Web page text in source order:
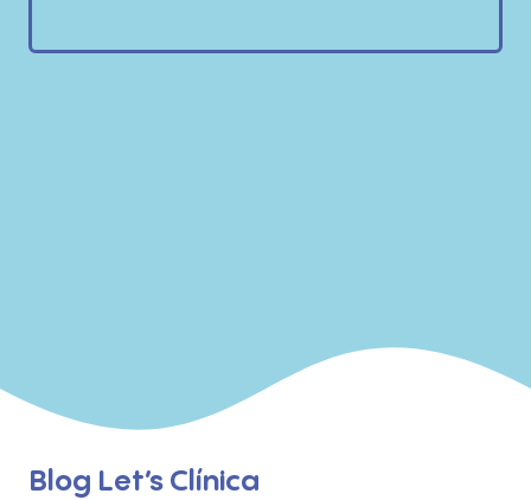
Blog Let’s Clínica